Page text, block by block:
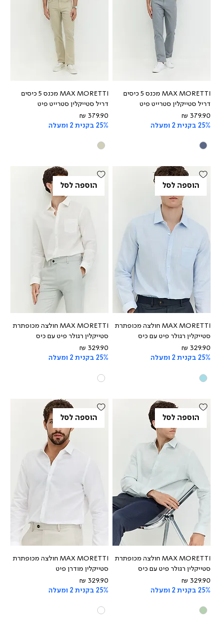
MAX MORETTI מכנס 5 כיסים
דריל סטייקלין סטרייט פיט
מחיר
25% בקנית 2 ומעלה
MAX MORETTI מכנס 5 כיסים
דריל סטייקלין סטרייט פיט
מחיר
25% בקנית 2 ומעלה
הוספה לסל
MAX MORETTI חולצה מכופתרת
סטייקלין רגולר פיט עם כיס
מחיר
25% בקנית 2 ומעלה
הוספה לסל
MAX MORETTI חולצה מכופתרת
סטייקלין רגולר פיט עם כיס
מחיר
25% בקנית 2 ומעלה
הוספה לסל
MAX MORETTI חולצה מכופתרת
סטייקלין רגולר פיט עם כיס
מחיר
25% בקנית 2 ומעלה
הוספה לסל
MAX MORETTI חולצה מכופתרת
סטייקלין מודרן פיט
מחיר
25% בקנית 2 ומעלה